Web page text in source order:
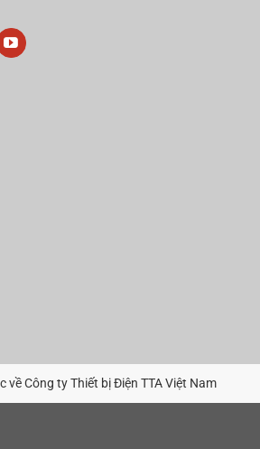
về Công ty Thiết bị Điện TTA Việt Nam